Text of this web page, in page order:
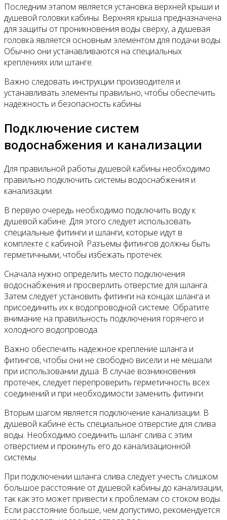
Последним этапом является установка верхней крыши и
душевой головки кабины. Верхняя крыша предназначена
для защиты от проникновения воды сверху, а душевая
головка является основным элементом для подачи воды.
Обычно они устанавливаются на специальных
креплениях или штанге.
Важно следовать инструкции производителя и
устанавливать элементы правильно, чтобы обеспечить
надежность и безопасность кабины.
Подключение систем
водоснабжения и канализации
Для правильной работы душевой кабины необходимо
правильно подключить системы водоснабжения и
канализации.
В первую очередь необходимо подключить воду к
душевой кабине. Для этого следует использовать
специальные фитинги и шланги, которые идут в
комплекте с кабиной. Разъемы фитингов должны быть
герметичными, чтобы избежать протечек.
Сначала нужно определить место подключения
водоснабжения и просверлить отверстие для шланга.
Затем следует установить фитинги на концах шланга и
присоединить их к водопроводной системе. Обратите
внимание на правильность подключения горячего и
холодного водопровода.
Важно обеспечить надежное крепление шланга и
фитингов, чтобы они не свободно висели и не мешали
при использовании душа. В случае возникновения
протечек, следует перепроверить герметичность всех
соединений и при необходимости заменить фитинги.
Вторым шагом является подключение канализации. В
душевой кабине есть специальное отверстие для слива
воды. Необходимо соединить шланг слива с этим
отверстием и прокинуть его до канализационной
системы.
При подключении шланга слива следует учесть слишком
большое расстояние от душевой кабины до канализации,
так как это может привести к проблемам со стоком воды.
Если расстояние больше, чем допустимо, рекомендуется